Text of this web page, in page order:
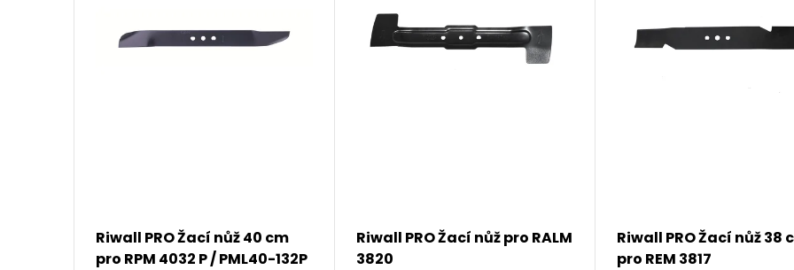
Riwall PRO Žací nůž 40 cm
pro RPM 4032 P / PML40-132P
Riwall PRO Žací nůž pro RALM
3820
Riwall PRO Žací nůž 38
pro REM 3817